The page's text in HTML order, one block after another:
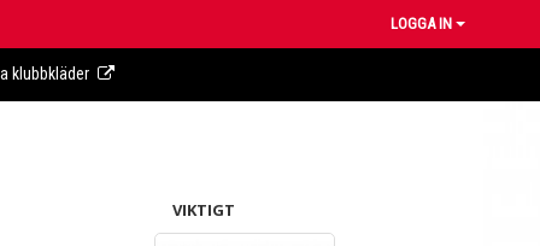
LOGGA IN
klubbkläder
VIKTIGT